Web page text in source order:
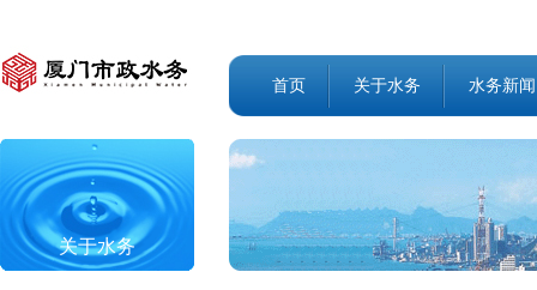
首页 关于水务 水务新闻
关于水务